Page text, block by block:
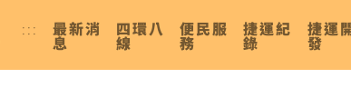
::: 最新消
息
四環八
線
便民服
務
捷運紀
錄
捷運
發